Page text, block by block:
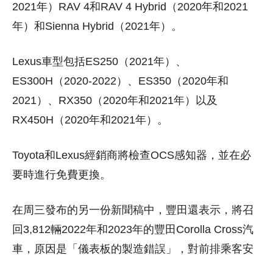
2021年）RAV 4和RAV 4 Hybrid（2020年和2021
年）和Sienna Hybrid（2021年）。
Lexus車型包括ES250（2021年）、
ES300H（2020-2022）、ES350（2020年和
2021）、RX350（2020年和2021年）以及
RX450H（2020年和2021年）。
Toyota和Lexus經銷商將檢查OCS感知器，並在必
要時進行免費更換。
在周三發布的另一份新聞稿中，豐田還表示，將召
回3,812輛2022年和2023年的豐田Corolla Cross汽
車，原因是「儀表板的製造錯誤」，對前排乘客安